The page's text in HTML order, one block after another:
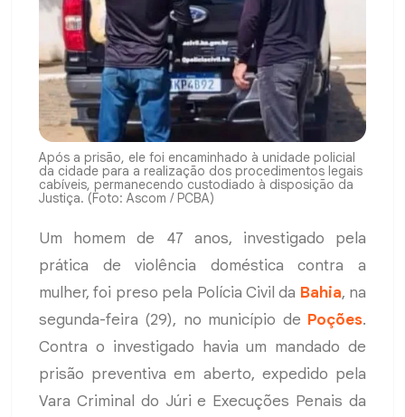
Após a prisão, ele foi encaminhado à unidade policial
da cidade para a realização dos procedimentos legais
cabíveis, permanecendo custodiado à disposição da
Justiça. (Foto: Ascom / PCBA)
Um homem de 47 anos, investigado pela
prática de violência doméstica contra a
mulher, foi preso pela Polícia Civil da Bahia, na
segunda-feira (29), no município de Poções.
Contra o investigado havia um mandado de
prisão preventiva em aberto, expedido pela
Vara Criminal do Júri e Execuções Penais da